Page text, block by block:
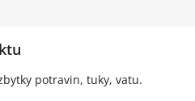
potravin, tuky, vatu.